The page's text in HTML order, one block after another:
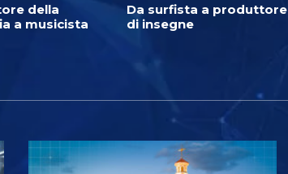
della
a musicista
Da surfista a produttore
di insegne